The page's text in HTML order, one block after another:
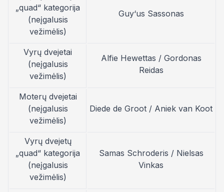
„quad“ kategorija
(neįgalusis
vežimėlis)
Guy‘us Sassonas
Vyrų dvejetai
(neįgalusis
vežimėlis)
Alfie Hewettas / Gordonas
Reidas
Moterų dvejetai
(neįgalusis
vežimėlis)
Diede de Groot / Aniek van Koot
Vyrų dvejetų
„quad“ kategorija
(neįgalusis
vežimėlis)
Samas Schroderis / Nielsas
Vinkas